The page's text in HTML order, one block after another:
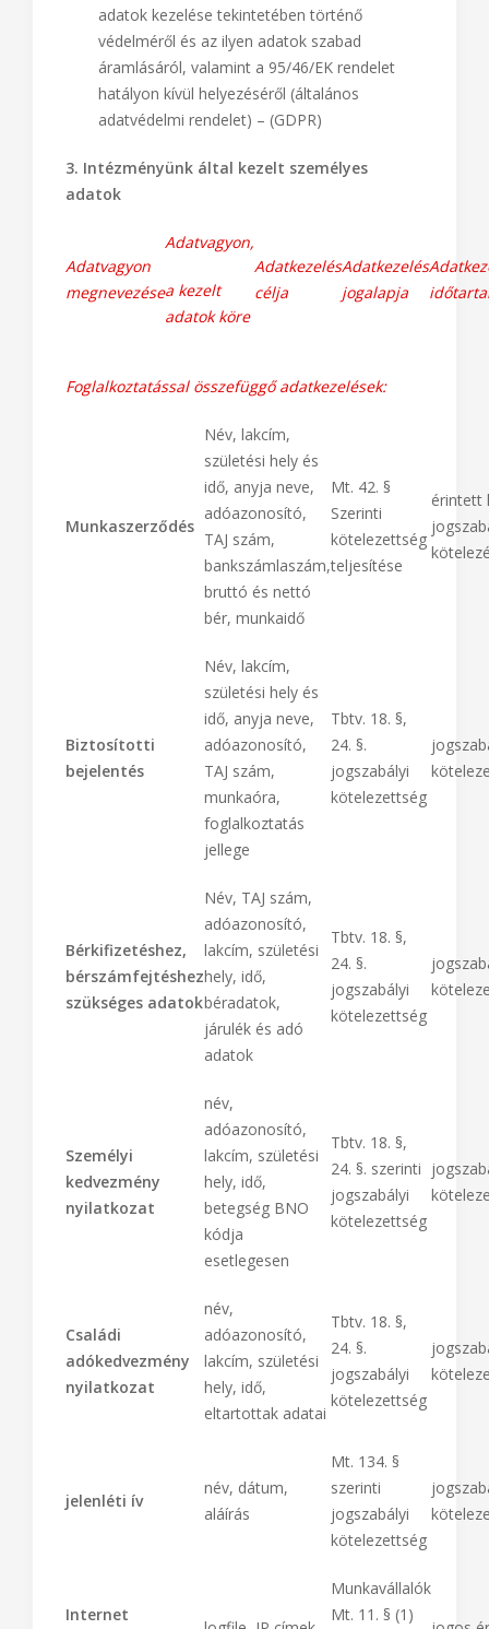
adatok kezelése tekintetében történő
védelméről és az ilyen adatok szabad
áramlásáról, valamint a 95/46/EK rendelet
hatályon kívül helyezéséről (általános
adatvédelmi rendelet) – (GDPR)
3. Intézményünk által kezelt személyes
adatok
Adatvagyon
megnevezése
Adatvagyon,
a kezelt
adatok köre
Adatkezelés
célja
Adatkezelés
jogalapja
Foglalkoztatással összefüggő adatkezelések:
Munkaszerződés
Név, lakcím,
születési hely és
idő, anyja neve,
adóazonosító,
TAJ szám,
bankszámlaszám,
bruttó és nettó
bér, munkaidő
Mt. 42. §
Szerinti
kötelezettség
teljesítése
érintett
Biztosítotti
bejelentés
Név, lakcím,
születési hely és
idő, anyja neve,
adóazonosító,
TAJ szám,
munkaóra,
foglalkoztatás
jellege
Tbtv. 18. §,
24. §.
jogszabályi
kötelezettség
Bérkifizetéshez,
bérszámfejtéshez
szükséges adatok
Név, TAJ szám,
adóazonosító,
lakcím, születési
hely, idő,
béradatok,
járulék és adó
adatok
Tbtv. 18. §,
24. §.
jogszabályi
kötelezettség
Személyi
kedvezmény
nyilatkozat
név,
adóazonosító,
lakcím, születési
hely, idő,
betegség BNO
kódja
esetlegesen
Tbtv. 18. §,
24. §. szerinti
jogszabályi
kötelezettség
Családi
adókedvezmény
nyilatkozat
név,
adóazonosító,
lakcím, születési
hely, idő,
eltartottak adatai
Tbtv. 18. §,
24. §.
jogszabályi
kötelezettség
jelenléti ív
név, dátum,
aláírás
Mt. 134. §
szerinti
jogszabályi
kötelezettség
Internet
Munkavállalók
Mt. 11. § (1)